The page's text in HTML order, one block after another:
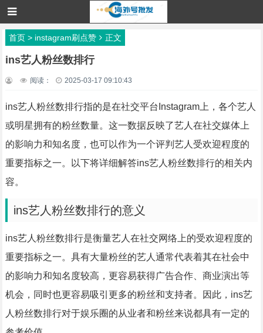
首页> instagram刷点赞 正文
ins艺人粉丝数排行
阅读： 2025-03-17 09:10:43
ins艺人粉丝数排行指的是在社交平台Instagram上，各个艺人
或明星拥有的粉丝数量。这一数据反映了艺人在社交媒体上
的影响力和知名度，也可以作为一个评判艺人受欢迎程度的
重要指标之一。以下将详细解答ins艺人粉丝数排行的相关内
容。
ins艺人粉丝数排行的意义
ins艺人粉丝数排行是衡量艺人在社交网络上的受欢迎程度的
重要指标之一。具有大量粉丝的艺人通常代表着其在社会中
的影响力和知名度较高，更容易获得广告合作、商业演出等
机会，同时也更容易吸引更多的粉丝和支持者。因此，ins艺
人粉丝数排行对于娱乐圈的从业者和粉丝来说都具有一定的